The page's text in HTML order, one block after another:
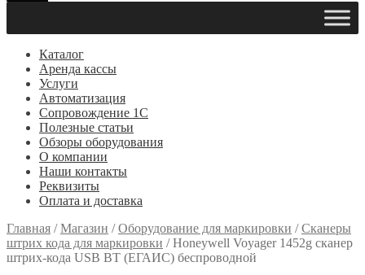
Каталог
Аренда кассы
Услуги
Автоматизация
Сопровождение 1С
Полезные статьи
Обзоры оборудования
О компании
Наши контакты
Реквизиты
Оплата и доставка
Главная /Магазин /Оборудование для маркировки /Сканеры
штрих кода для маркировки /Honeywell Voyager 1452g cканер
штрих-кода USB BT (ЕГАИС) беспроводной